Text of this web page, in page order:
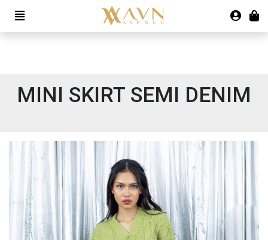
MINI SKIRT SEMI DENIM